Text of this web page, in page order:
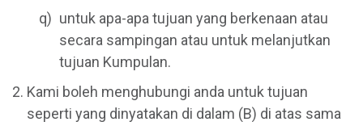
untuk apa-apa tujuan yang berkenaan atau
secara sampingan atau untuk melanjutkan
tujuan Kumpulan.
Kami boleh menghubungi anda untuk tujuan
seperti yang dinyatakan di dalam (B) di atas sama